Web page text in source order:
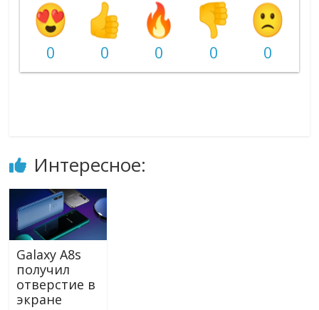
0 0 0 0 0
Интересное:
Galaxy A8s
получил
отверстие в
экране